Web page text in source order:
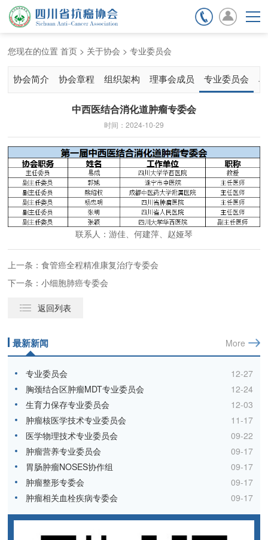
会员服务
您现在的位置首页 > 关于协会 >专业委员会
协会简介 协会章程 组织架构 理事会成员 专业委员会
中西医结合消化道肿瘤专委会
时间：2024-10-29
联系人：游佳、何建萍、赵娅琴
上一条：食管癌全程精准康复治疗专委会
下一条：小细胞肺癌专委会
返回列表
最新新闻 More
专业委员会
12-27
胸颈结合区肿瘤MDT专业委员会
12-24
生育力保存专业委员会
12-03
肿瘤核医学技术专业委员会
11-17
医学物理技术专业委员会
09-22
肿瘤营养专业委员会
09-17
胃肠肿瘤NOSES协作组
09-17
肿瘤整形专委会
09-17
肿瘤相关血栓疾病专委会
09-17